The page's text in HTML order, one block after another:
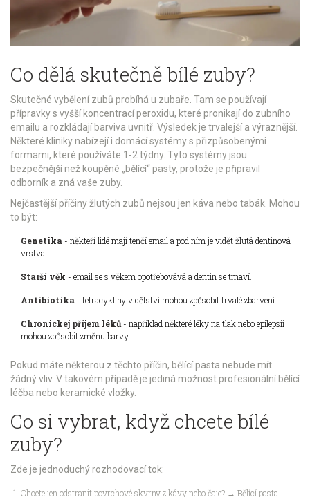
Co dělá skutečně bílé zuby?
Skutečné vybělení zubů probíhá u zubaře. Tam se používají
přípravky s vyšší koncentrací peroxidu, které pronikají do zubního
emailu a rozkládají barviva uvnitř. Výsledek je trvalejší a výraznější.
Některé kliniky nabízejí i domácí systémy s přizpůsobenými
formami, které používáte 1-2 týdny. Tyto systémy jsou
bezpečnější než koupěné „bělící“ pasty, protože je připravil
odborník a zná vaše zuby.
Nejčastější příčiny žlutých zubů nejsou jen káva nebo tabák. Mohou
to být:
Genetika - někteří lidé mají tenčí email a pod ním je vidět žlutá dentinová
vrstva.
Starší věk - email se s věkem opotřebovává a dentin se tmaví.
Antibiotika - tetracykliny v dětství mohou způsobit trvalé zbarvení.
Chronickej příjem léků - například některé léky na tlak nebo epilepsii
mohou způsobit změnu barvy.
Pokud máte některou z těchto příčin, bělící pasta nebude mít
žádný vliv. V takovém případě je jediná možnost profesionální bělící
léčba nebo keramické vložky.
Co si vybrat, když chcete bílé
zuby?
Zde je jednoduchý rozhodovací tok:
Chcete jen odstranit povrchové skvrny z kávy nebo čaje? → Bělící pasta